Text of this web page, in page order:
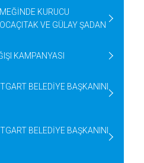
KURUCU
VE GÜLAY ŞADAN
KAMPANYASI
BELEDİYE BAŞKANINI
BELEDİYE BAŞKANINI